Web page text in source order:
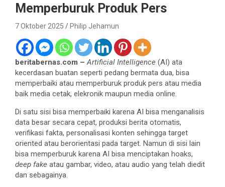
Memperburuk Produk Pers
7 Oktober 2025 Philip Jehamun
beritabernas.com –Artificial Intelligence (AI) ata
kecerdasan buatan seperti pedang bermata dua, bisa
memperbaiki atau memperburuk produk pers atau media
baik media cetak, elekronik maupun media online.
Di satu sisi bisa memperbaiki karena AI bisa menganalisis
data besar secara cepat, produksi berita otomatis,
verifikasi fakta, personalisasi konten sehingga target
oriented atau berorientasi pada target. Namun di sisi lain
bisa memperburuk karena AI bisa menciptakan hoaks,
deep fake atau gambar, video, atau audio yang telah diedit
dan sebagainya.